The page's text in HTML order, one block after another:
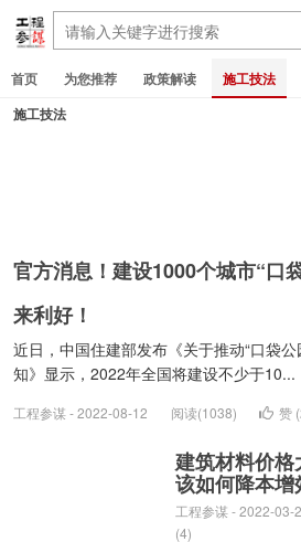
首页 为您推荐 政策解读 施工技法
施工技法
官方消息！建设1000个城市“口
来利好！
近日，中国住建部发布《关于推动“口袋
知》显示，2022年全国将建设不少于10...
工程参谋 - 2022-08-12 阅读(1038) 赞 (
建筑材料价
该如何降本增
工程参谋 - 2022-03-
(4)